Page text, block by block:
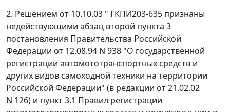
2. Решением от 10.10.03 " ГКПИ203-635 признаны
недействующими абзац второй пункта 3
постановления Правительства Российской
Федерации от 12.08.94 N 938 "О государственной
регистрации автомототранспортных средств и
других видов самоходной техники на территории
Российской Федерации" (в редакции от 21.02.02
N 126) и пункт 3.1 Правил регистрации